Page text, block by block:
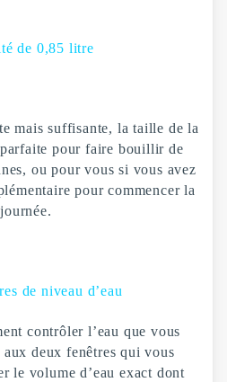
de 0,85 litre
mais suffisante, la taille de la
pour faire bouillir de
ou pour vous si vous avez
pour commencer la
journée.
de niveau d’eau
contrôler l’eau que vous
deux fenêtres qui vous
le volume d’eau exact dont